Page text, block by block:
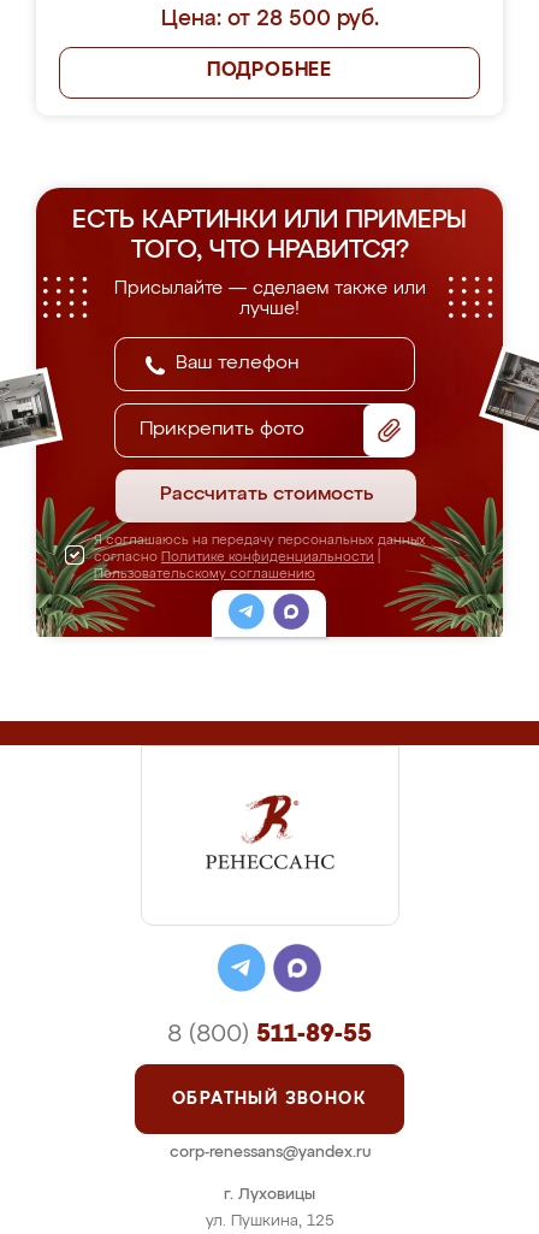
Цена: от 28 500 руб.
ПОДРОБНЕЕ
ЕСТЬ КАРТИНКИ ИЛИ ПРИМЕРЫ
ТОГО, ЧТО НРАВИТСЯ?
Присылайте — сделаем также или
лучше!
Прикрепить фото
Рассчитать стоимость
Я соглашаюсь на передачу персональных данных
согласно Политике конфиденциальности
Пользовательскому соглашению
г. Луховицы
ул. Пушкина, 125
8 (800) 511-89-55
ОБРАТНЫЙ ЗВОНОК
corp-renessans@yandex.ru